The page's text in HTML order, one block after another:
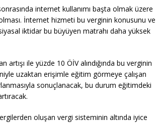
internet kullanımı başta olmak üzere
İnternet hizmeti bu verginin konusunu ve
iktidar bu büyüyen matrahı daha yüksek
ile yüzde 10 ÖİV alındığında bu verginin
uzaktan erişimle eğitim görmeye çalışan
sonuçlanacak, bu durum eğitimdeki
oluşan vergi sisteminin altında iyice